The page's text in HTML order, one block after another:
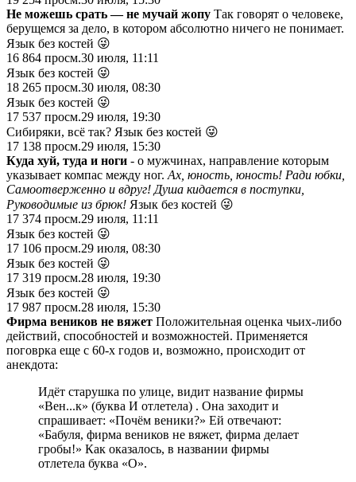
Не можешь срать — не мучай жопу Так говорят о человеке,
берущемся за дело, в котором абсолютно ничего не понимает.
Язык без костей 😜
16 864 просм.30 июля, 11:11
Язык без костей 😜
18 265 просм.30 июля, 08:30
Язык без костей 😜
17 537 просм.29 июля, 19:30
Сибиряки, всё так? Язык без костей 😜
17 138 просм.29 июля, 15:30
Куда хуй, туда и ноги - о мужчинах, направление которым
указывает компас между ног. Ах, юность, юность! Ради юбки,
Самоотверженно и вдруг! Душа кидается в поступки,
Руководимые из брюк! Язык без костей 😜
17 374 просм.29 июля, 11:11
Язык без костей 😜
17 106 просм.29 июля, 08:30
Язык без костей 😜
17 319 просм.28 июля, 19:30
Язык без костей 😜
17 987 просм.28 июля, 15:30
Фирма веников не вяжет Положительная оценка чьих-либо
действий, способностей и возможностей. Применяется
поговрка еще с 60-х годов и, возможно, происходит от
анекдота:
Идёт старушка по улице, видит название фирмы
«Вен...к» (буква И отлетела) . Она заходит и
спрашивает: «Почём веники?» Ей отвечают:
«Бабуля, фирма веников не вяжет, фирма делает
гробы!» Как оказалось, в названии фирмы
отлетела буква «О».